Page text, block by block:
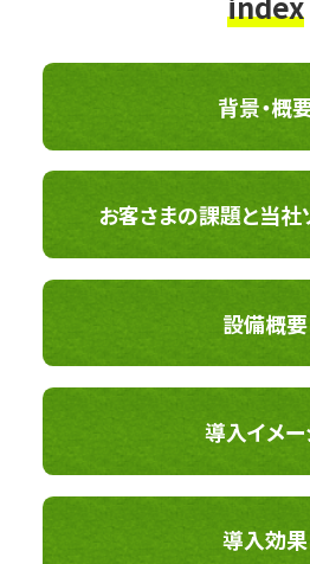
背景・概
お客さまの課題と当社
設備概要
導入イメ
導入効果